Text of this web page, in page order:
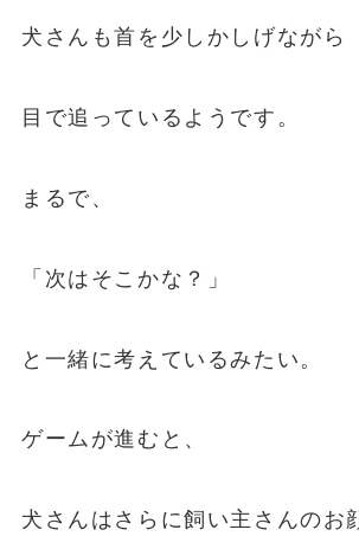
犬さんも首を少しかしげながら
目で追っているようです。
まるで、
「次はそこかな？」
と一緒に考えているみたい。
ゲームが進むと、
犬さんはさらに飼い主さんのお